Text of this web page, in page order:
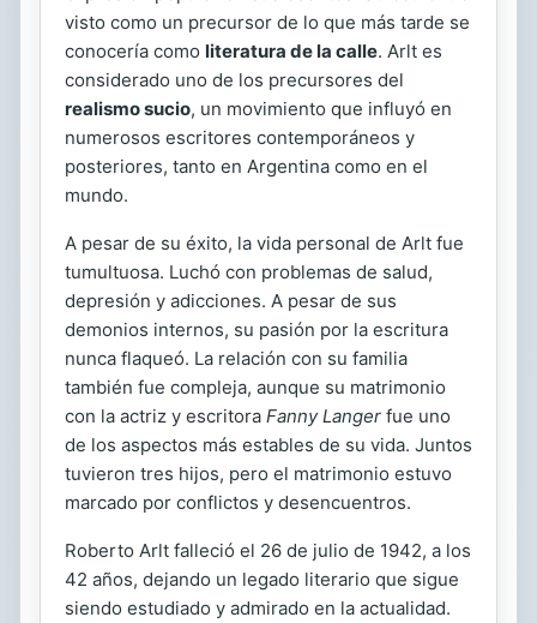
visto como un precursor de lo que más tarde se
conocería como literatura de la calle. Arlt es
considerado uno de los precursores del
realismo sucio, un movimiento que influyó en
numerosos escritores contemporáneos y
posteriores, tanto en Argentina como en el
mundo.
A pesar de su éxito, la vida personal de Arlt fue
tumultuosa. Luchó con problemas de salud,
depresión y adicciones. A pesar de sus
demonios internos, su pasión por la escritura
nunca flaqueó. La relación con su familia
también fue compleja, aunque su matrimonio
con la actriz y escritora Fanny Langer fue uno
de los aspectos más estables de su vida. Juntos
tuvieron tres hijos, pero el matrimonio estuvo
marcado por conflictos y desencuentros.
Roberto Arlt falleció el 26 de julio de 1942, a los
42 años, dejando un legado literario que sigue
siendo estudiado y admirado en la actualidad.